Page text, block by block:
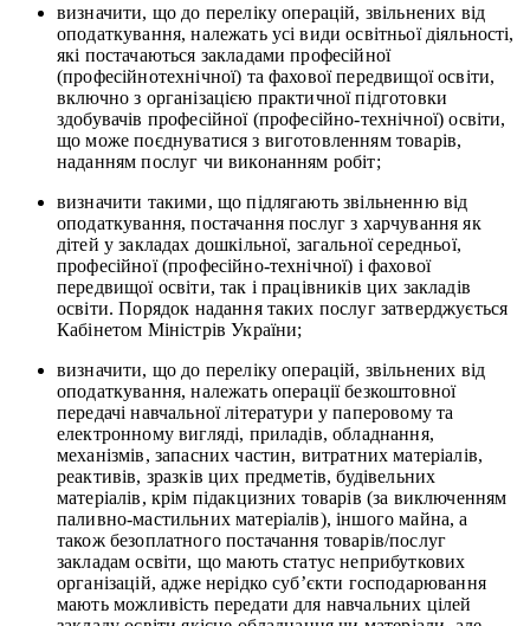
визначити, що до переліку операцій, звільнених від
оподаткування, належать усі види освітньої діяльності,
які постачаються закладами професійної
(професійнотехнічної) та фахової передвищої освіти,
включно з організацією практичної підготовки
здобувачів професійної (професійно-технічної) освіти,
що може поєднуватися з виготовленням товарів,
наданням послуг чи виконанням робіт;
визначити такими, що підлягають звільненню від
оподаткування, постачання послуг з харчування як
дітей у закладах дошкільної, загальної середньої,
професійної (професійно-технічної) і фахової
передвищої освіти, так і працівників цих закладів
освіти. Порядок надання таких послуг затверджується
Кабінетом Міністрів України;
визначити, що до переліку операцій, звільнених від
оподаткування, належать операції безкоштовної
передачі навчальної літератури у паперовому та
електронному вигляді, приладів, обладнання,
механізмів, запасних частин, витратних матеріалів,
реактивів, зразків цих предметів, будівельних
матеріалів, крім підакцизних товарів (за виключенням
паливно-мастильних матеріалів), іншого майна, а
також безоплатного постачання товарів/послуг
закладам освіти, що мають статус неприбуткових
організацій, адже нерідко суб’єкти господарювання
мають можливість передати для навчальних цілей